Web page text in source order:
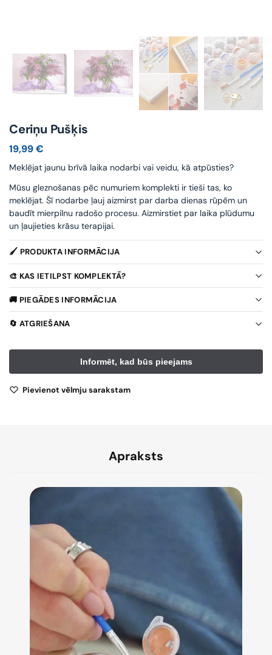
Ceriņu Pušķis
19,99€
Meklējat jaunu brīvā laika nodarbi vai veidu, kā atpūsties?
Mūsu gleznošanas pēc numuriem komplekti ir tieši tas, ko
meklējat. Šī nodarbe ļauj aizmirst par darba dienas rūpēm un
baudīt mierpilnu radošo procesu. Aizmirstiet par laika plūdumu
un ļaujieties krāsu terapijai.
🖌️ PRODUKTA INFORMĀCIJA
🎨 KAS IETILPST KOMPLEKTĀ?
🚚 PIEGĀDES INFORMĀCIJA
🔄 ATGRIEŠANA
Pievienot vēlmju sarakstam
Apraksts